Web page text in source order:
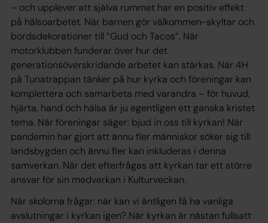
– och upplever att själva rummet har en positiv effekt
på hälsoarbetet. När barnen gör välkommen-skyltar och
bordsdekorationer till ”Gud och Tacos”. När
motorklubben funderar över hur det
generationsöverskridande arbetet kan stärkas. När 4H
på Tunatrappan tänker på hur kyrka och föreningar kan
komplettera och samarbeta med varandra – för huvud,
hjärta, hand och hälsa är ju egentligen ett ganska kristet
tema. När föreningar säger: bjud in oss till kyrkan! När
pandemin har gjort att ännu fler människor söker sig till
landsbygden och ännu fler kan inkluderas i denna
samverkan. När det efterfrågas att kyrkan tar ett större
ansvar för sin medverkan i Kulturveckan.
När skolorna frågar: när kan vi äntligen få ha vanliga
avslutningar i kyrkan igen? När kyrkan är nästan fullsatt